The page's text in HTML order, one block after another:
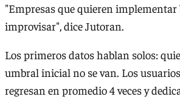
"Empresas que quieren implementar
improvisar", dice Jutoran.
Los primeros datos hablan solos:
umbral inicial no se van. Los
regresan en promedio 4 veces y